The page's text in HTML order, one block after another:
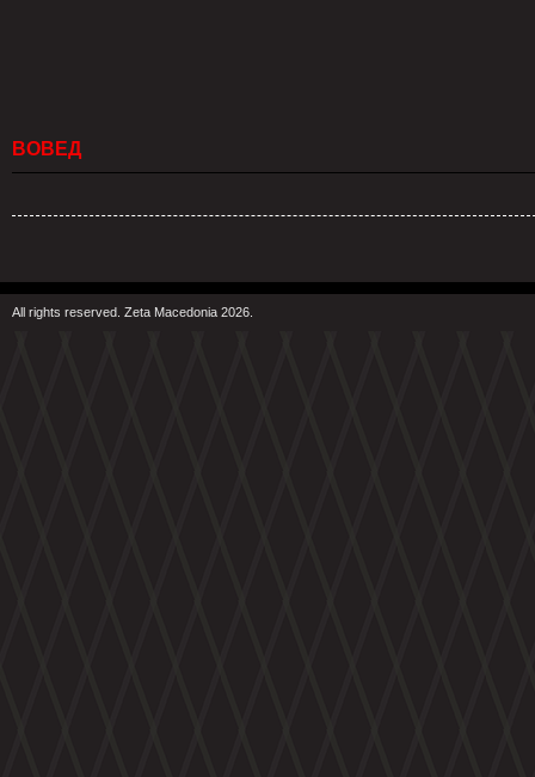
ВОВЕД
All rights reserved. Zeta Macedonia 2026.